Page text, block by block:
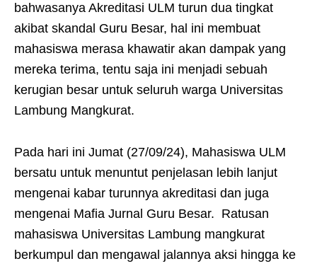
bahwasanya Akreditasi ULM turun dua tingkat
akibat skandal Guru Besar, hal ini membuat
mahasiswa merasa khawatir akan dampak yang
mereka terima, tentu saja ini menjadi sebuah
kerugian besar untuk seluruh warga Universitas
Lambung Mangkurat.
Pada hari ini Jumat (27/09/24), Mahasiswa ULM
bersatu untuk menuntut penjelasan lebih lanjut
mengenai kabar turunnya akreditasi dan juga
mengenai Mafia Jurnal Guru Besar. Ratusan
mahasiswa Universitas Lambung mangkurat
berkumpul dan mengawal jalannya aksi hingga ke